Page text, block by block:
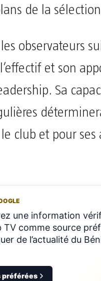
de la
observateurs
et son
Sa
club et pour
une information
TV comme source
de l’actualité du
préférées